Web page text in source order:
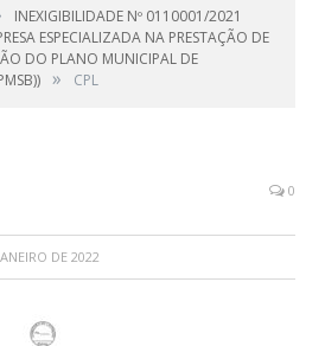
INEXIGIBILIDADE Nº 0110001/2021
ESPECIALIZADA NA PRESTAÇÃO DE
DO PLANO MUNICIPAL DE
» CPL
0
DE 2022